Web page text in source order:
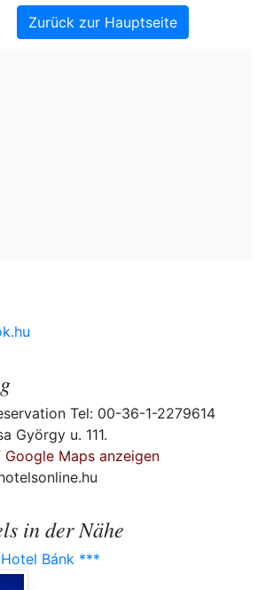
Zurück zur Hauptseite
Tel: 00-36-1-2279614
György u. 111.
Maps anzeigen
in der Nähe
Bánk ***